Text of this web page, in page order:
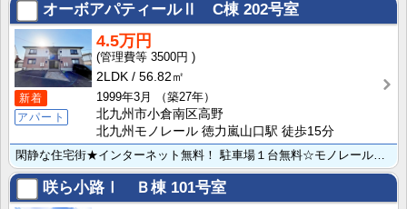
オーボアパティールⅡ C棟202号室
新着
アパート
4.5万円
3500円
2LDK
56.82㎡
1999年3月
（築27年）
北九州市小倉南区高野
北九州モノレール 徳力嵐山口駅 徒歩15分
閑静な住宅街★インターネット無料！ 駐車場１台無料☆モノレール徳力嵐山口駅 徒歩15分！具体的な初期･･･
咲ら小路Ⅰ Ｂ棟101号室